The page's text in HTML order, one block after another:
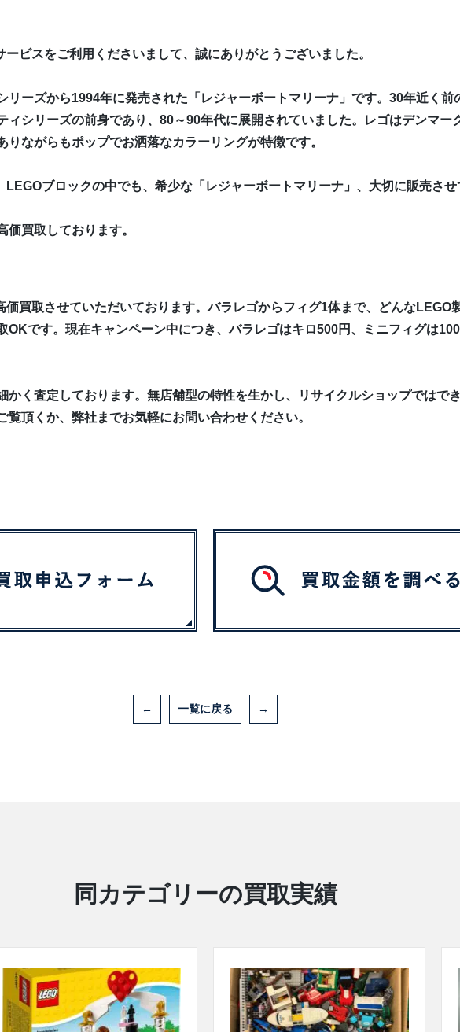
ビスをご利用くださいまして、誠にありがとうございました。
リーズから1994年に発売された「レジャーボートマリーナ」です。30年近く前
ィシリーズの前身であり、80～90年代に展開されていました。レゴはデンマー
ながらもポップでお洒落なカラーリングが特徴です。
ブロックの中でも、希少な「レジャーボートマリーナ」、大切に販売させ
買取しております。
買取させていただいております。バラレゴからフィグ1体まで、どんなLEGO
OKです。現在キャンペーン中につき、バラレゴはキロ500円、ミニフィグは
く査定しております。無店舗型の特性を生かし、リサイクルショップではで
頂くか、弊社までお気軽にお問い合わせください。
← 一覧に戻る →
同カテゴリーの買取実績